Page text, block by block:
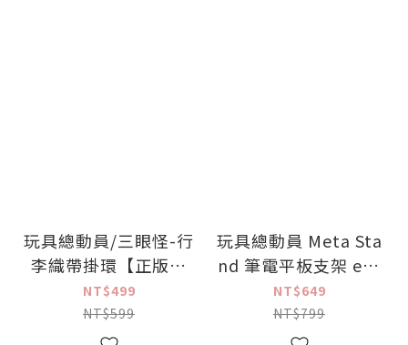
玩具總動員/三眼怪-行
李織帶掛環【正版授
權】
NT$499
NT$599
玩具總動員 Meta Sta
nd 筆電平板支架 erg
omi【正版授權】
NT$649
NT$799